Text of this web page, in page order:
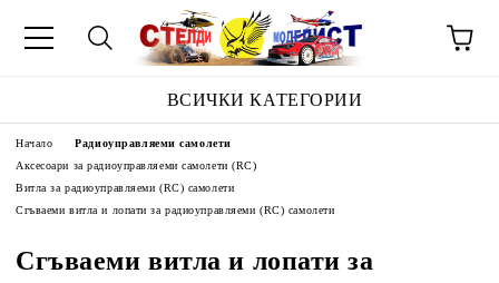
ВСИЧКИ КАТЕГОРИИ
Начало
Радиоуправляеми самолети
Аксесоари за радиоуправляеми самолети (RC)
Витла за радиоуправляеми (RC) самолети
Сгъваеми витла и лопати за радиоуправляеми (RC) самолети
Сгъваеми витла и лопати за